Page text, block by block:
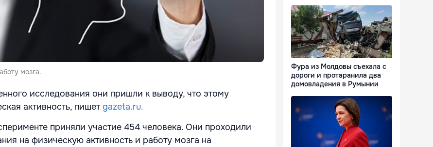
мозга.
исследования они пришли к выводу, что этому
активность, пишет gazeta.ru.
приняли участие 454 человека. Они проходили
на физическую активность и работу мозга на
Фура из Молдовы съехала с
дороги и протаранила два
домовладения в Румынии